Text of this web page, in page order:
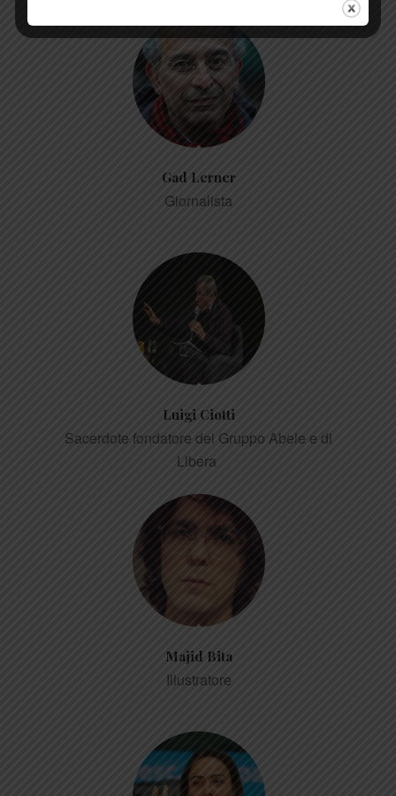
Gad Lerner
Giornalista
Luigi Ciotti
Sacerdote fondatore del Gruppo Abele e di
Libera
Majid Bita
Illustratore